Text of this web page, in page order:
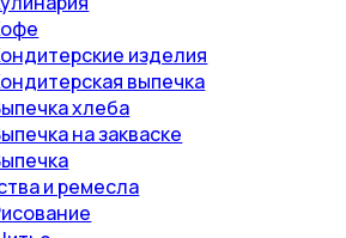
изделия
выпечка
хлеба
на закваске
и ремесла